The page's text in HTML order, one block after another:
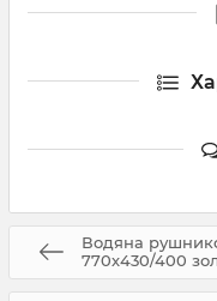
Водяна
770х430/400